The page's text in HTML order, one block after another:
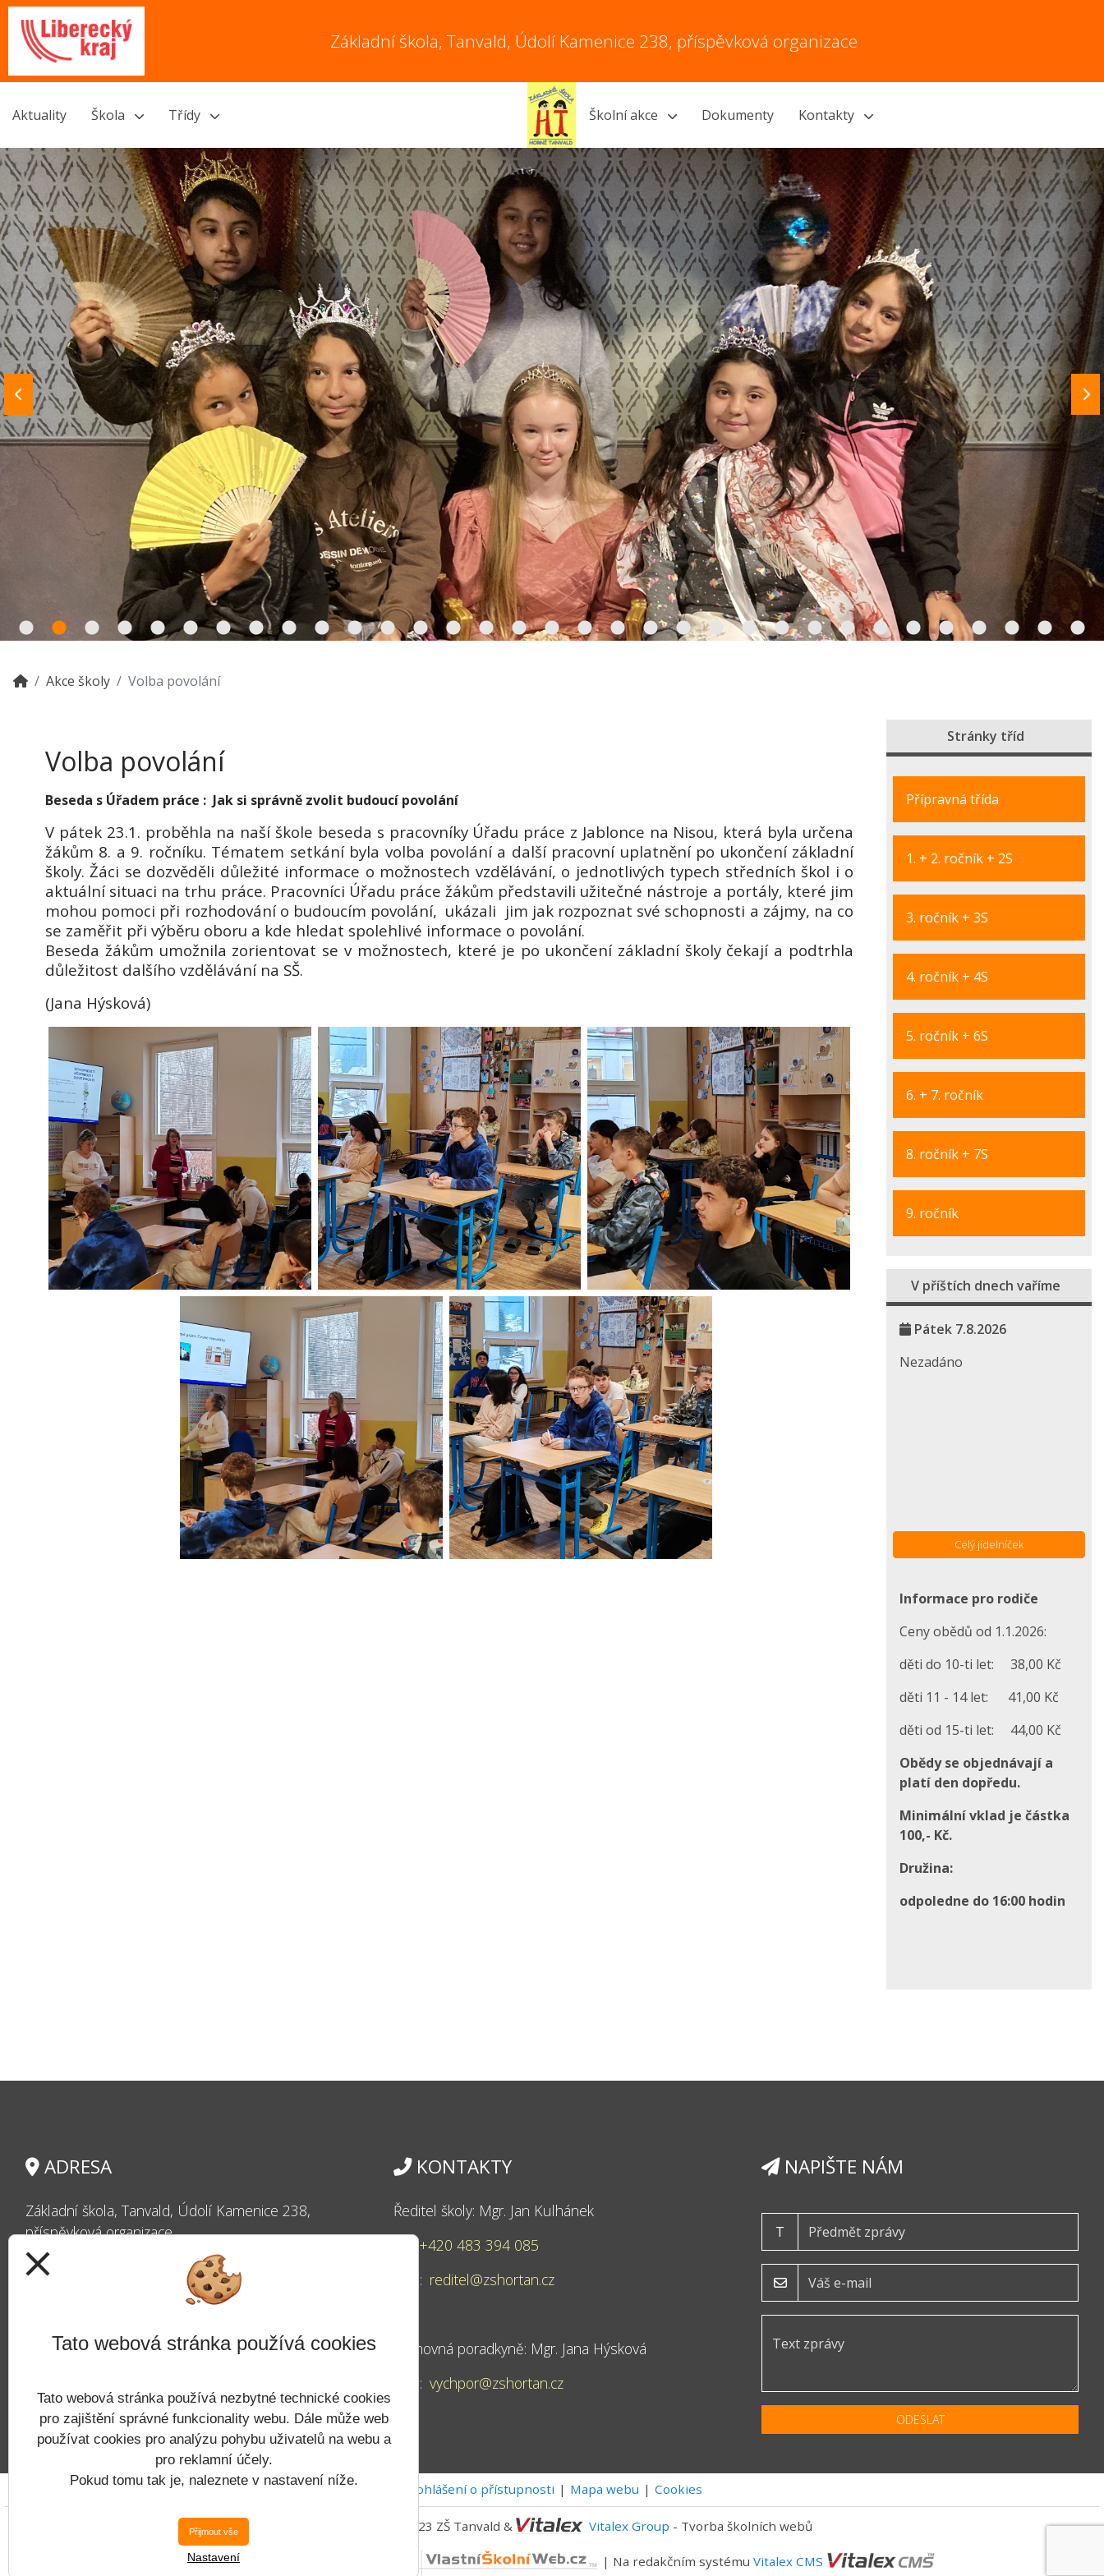
Základní škola, Tanvald, Údolí Kamenice 238, příspěvková organizace
Aktuality Škola Třídy Školní akce Dokumenty Kontakty
Akce školy Volba povolání
Volba povolání
Beseda s Úřadem práce : Jak si správně zvolit budoucí povolání
V pátek 23.1. proběhla na naší škole beseda s pracovníky Úřadu práce z Jablonce na Nisou, která byla určena
žákům 8. a 9. ročníku. Tématem setkání byla volba povolání a další pracovní uplatnění po ukončení základní
školy. Žáci se dozvěděli důležité informace o možnostech vzdělávání, o jednotlivých typech středních škol i o
aktuální situaci na trhu práce. Pracovníci Úřadu práce žákům představili užitečné nástroje a portály, které jim
mohou pomoci při rozhodování o budoucím povolání, ukázali jim jak rozpoznat své schopnosti a zájmy, na co
se zaměřit při výběru oboru a kde hledat spolehlivé informace o povolání.
Beseda žákům umožnila zorientovat se v možnostech, které je po ukončení základní školy čekají a podtrhla
důležitost dalšího vzdělávání na SŠ.
(Jana Hýsková)
Stránky tříd
Přípravná třída
1. + 2. ročník + 2S
3. ročník + 3S
4. ročník + 4S
5. ročník + 6S
6. + 7. ročník
8. ročník + 7S
9. ročník
V příštích dnech vaříme
Pátek 7.8.2026
Nezadáno
Celý jídelníček
Informace pro rodiče
Ceny obědů od 1.1.2026:
děti do 10-ti let: 38,00 Kč
děti 11 - 14 let: 41,00 Kč
děti od 15-ti let: 44,00 Kč
Obědy se objednávají a
platí den dopředu.
Minimální vklad je částka
100,- Kč.
Družina:
odpoledne do 16:00 hodin
ADRESA
Základní škola, Tanvald, Údolí Kamenice 238,
příspěvková organizace
Údolí Kamenice 238
Datová schránka: kyxms43
KONTAKTY
Ředitel školy: Mgr. Jan Kulhánek
Tel:+420 483 394 085
Mail: reditel@zshortan.cz
Výchovná poradkyně: Mgr. Jana Hýsková
Mail: vychpor@zshortan.cz
NAPIŠTE NÁM
T
ODESLAT
Prohlášení o přístupnosti Mapa webu Cookies
Copyright © 2022 - 2023 ZŠ Tanvald & Vitalex Group - Tvorba školních webů
Postaveno ve službě | Na redakčním systémuVitalex CMS
close
Tato webová stránka používá cookies
Tato webová stránka používá nezbytné technické cookies
pro zajištění správné funkcionality webu. Dále může web
používat cookies pro analýzu pohybu uživatelů na webu a
pro reklamní účely.
Pokud tomu tak je, naleznete v nastavení níže.
Přijmout vše
Nastavení